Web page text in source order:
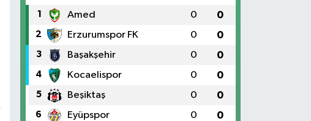
1 Amed 0 0
2 Erzurumspor FK 0 0
3 Başakşehir 0 0
4 Kocaelispor 0 0
5 Beşiktaş 0 0
6 Eyüpspor 0 0